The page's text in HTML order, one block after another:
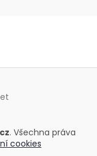
. Všechna práva
cookies